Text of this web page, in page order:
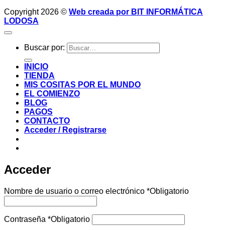
Copyright 2026 © Web creada por BIT INFORMÁTICA
LODOSA
Buscar por:
INICIO
TIENDA
MIS COSITAS POR EL MUNDO
EL COMIENZO
BLOG
PAGOS
CONTACTO
Acceder / Registrarse
Acceder
Nombre de usuario o correo electrónico *Obligatorio
Contraseña *Obligatorio